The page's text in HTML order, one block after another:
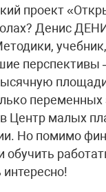
проект
Денис
переменных
Центр малых
Но помимо
обучить